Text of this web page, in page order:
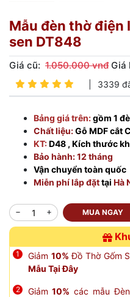
Mẫu đèn thờ điện
sen DT848
Giá cũ: 1.050.000 vnđ Giá
3339
Bảng giá trên:gồm 1
Chất liệu:Gỗ MDF cắt
KT:D48 , Kích thước
Bảo hành:12 tháng
Vận chuyển toàn quốc
Miễn phí lắp đặttại Hà
MUA NGAY
Giảm 10% Đồ Thờ Gốm
Mẫu Tại Đây
Giảm 10% các mẫu